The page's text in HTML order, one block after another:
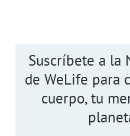
Suscríbete a la
de WeLife para
cuerpo, tu